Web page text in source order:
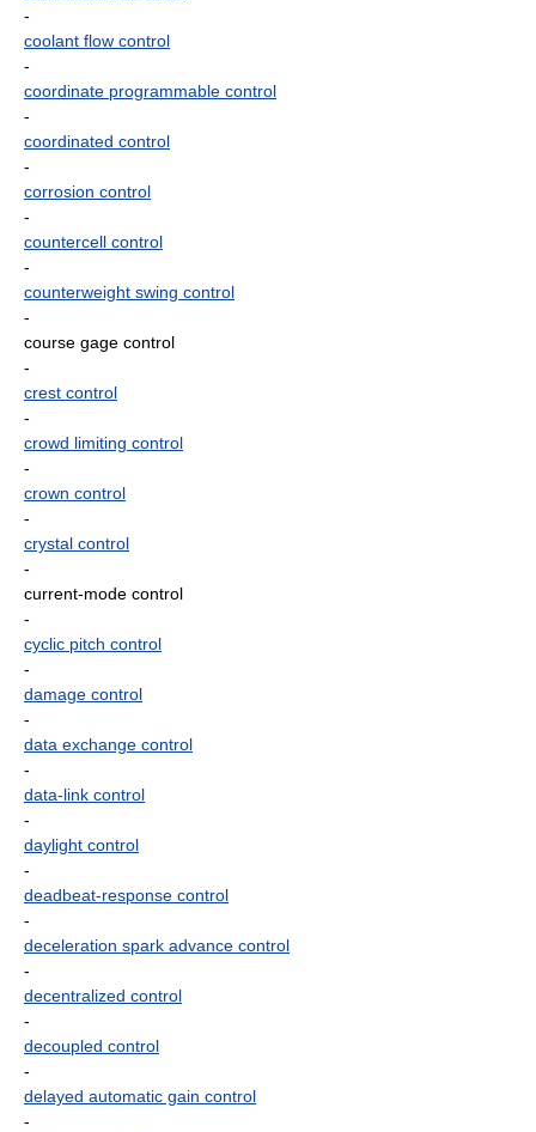
-
coolant flow control
-
coordinate programmable control
-
coordinated control
-
corrosion control
-
countercell control
-
counterweight swing control
-
course gage control
-
crest control
-
crowd limiting control
-
crown control
-
crystal control
-
current-mode control
-
cyclic pitch control
-
damage control
-
data exchange control
-
data-link control
-
daylight control
-
deadbeat-response control
-
deceleration spark advance control
-
decentralized control
-
decoupled control
-
delayed automatic gain control
-